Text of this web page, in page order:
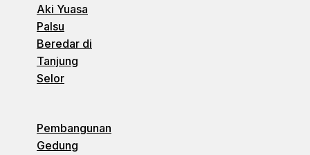
Aki Yuasa
Palsu
Beredar di
Tanjung
Selor
Pembangunan
Gedung